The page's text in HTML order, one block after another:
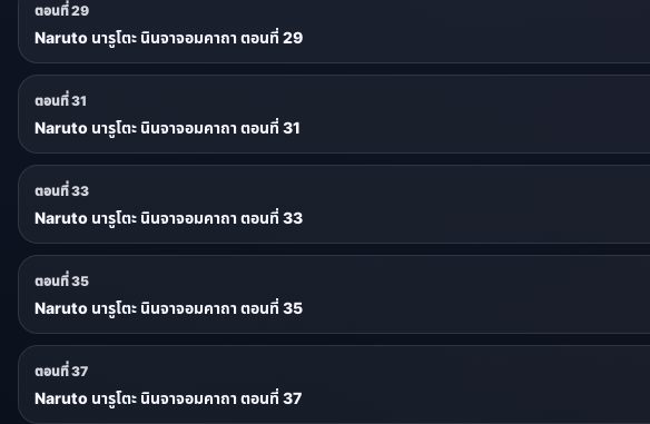
ตอนที่ 29
Naruto นารูโตะ นินจาจอมคาถา ตอนที่ 29
ตอนที่ 31
Naruto นารูโตะ นินจาจอมคาถา ตอนที่ 31
ตอนที่ 33
Naruto นารูโตะ นินจาจอมคาถา ตอนที่ 33
ตอนที่ 35
Naruto นารูโตะ นินจาจอมคาถา ตอนที่ 35
ตอนที่ 37
Naruto นารูโตะ นินจาจอมคาถา ตอนที่ 37